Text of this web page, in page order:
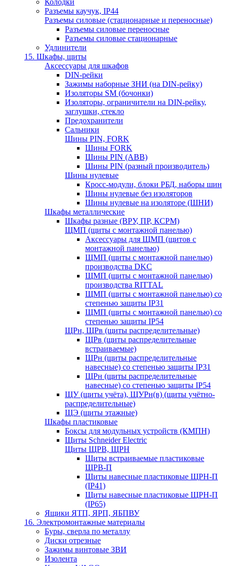
Колодки
Разъемы каучук, IP44
Разъемы силовые (стационарные и переносные)
Разъемы силовые переносные
Разъемы силовые стационарные
Удлинители
15. Шкафы, щиты
Аксессуары для шкафов
DIN-рейки
Зажимы наборные ЗНИ (на DIN-рейку)
Изоляторы SM (бочонки)
Изоляторы, ограничители на DIN-рейку,
заглушки, стекло
Предохранители
Сальники
Шины PIN, FORK
Шины FORK
Шины PIN (АВВ)
Шины PIN (разный производитель)
Шины нулевые
Кросс-модули, блоки РБД, наборы шин
Шины нулевые без изоляторов
Шины нулевые на изоляторе (ШНИ)
Шкафы металлические
Шкафы разные (ВРУ, ПР, КСРМ)
ЩМП (щиты с монтажной панелью)
Аксессуары для ЩМП (щитов с
монтажной панелью)
ЩМП (щиты с монтажной панелью)
производства DKC
ЩМП (щиты с монтажной панелью)
производства RITTAL
ЩМП (щиты с монтажной панелью) со
степенью защиты IP31
ЩМП (щиты с монтажной панелью) со
степенью защиты IP54
ЩРн, ЩРв (щиты распределительные)
ЩРв (щиты распределительные
встраиваемые)
ЩРн (щиты распределительные
навесные) со степенью защиты IP31
ЩРн (щиты распределительные
навесные) со степенью защиты IP54
ЩУ (щиты учёта), ЩУРн(в) (щиты учётно-
распределительные)
ЩЭ (щиты этажные)
Шкафы пластиковые
Боксы для модульных устройств (КМПН)
Щиты Schneider Electric
Щиты ЩРВ, ЩРН
Щиты встраиваемые пластиковые
ЩРВ-П
Щиты навесные пластиковые ЩРН-П
(IP41)
Щиты навесные пластиковые ЩРН-П
(IP65)
Ящики ЯТП, ЯРП, ЯБПВУ
16. Электромонтажные материалы
Буры, сверла по металлу
Диски отрезные
Зажимы винтовые ЗВИ
Изолента